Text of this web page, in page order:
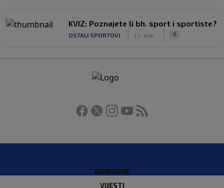
KVIZ: Poznajete li bh. sport i sportiste?
OSTALI SPORTOVI 23. mar. 0
NAJNOVIJE
VIJESTI